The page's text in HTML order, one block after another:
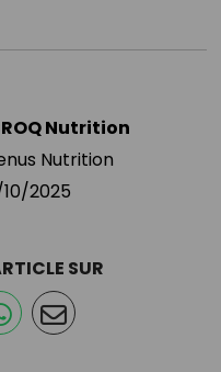
Nutrition
Nutrition
2025
SUR